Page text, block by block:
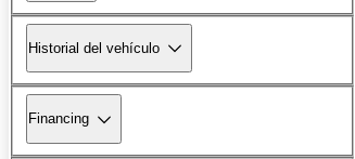
Historial del vehículo
Financing